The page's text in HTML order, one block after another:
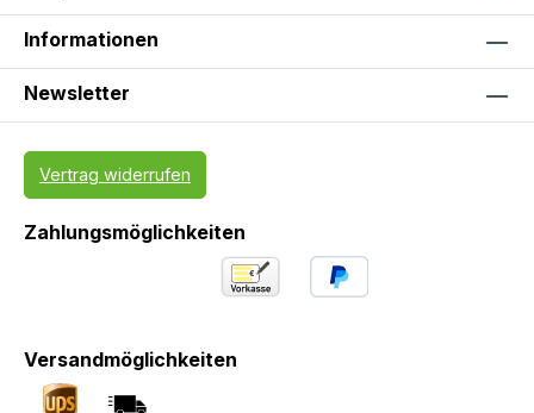
Informationen
Newsletter
Vertrag widerrufen
Zahlungsmöglichkeiten
Versandmöglichkeiten